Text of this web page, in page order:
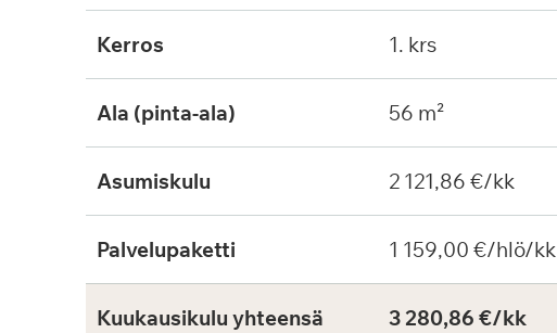
Kerros 1. krs
Ala (pinta-ala) 56 m²
Asumiskulu 2 121,86 €/kk
Palvelupaketti 1 159,00 €/hlö/kk
Kuukausikulu yhteensä 3 280,86 €/kk